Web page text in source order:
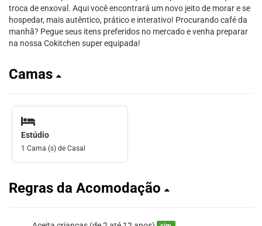
troca de enxoval. Aqui você encontrará um novo jeito de morar e se
hospedar, mais autêntico, prático e interativo! Procurando café da
manhã? Pegue seus itens preferidos no mercado e venha preparar
na nossa Cokitchen super equipada!
Camas
Estúdio
1 Cama (s) de Casal
Regras da Acomodação